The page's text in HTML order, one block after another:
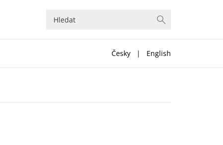
Česky | English